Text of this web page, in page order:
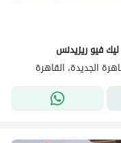
الجديدة، القاهرة